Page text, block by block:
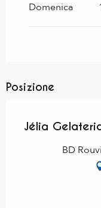
Domenica
Posizione
Jélia
BD